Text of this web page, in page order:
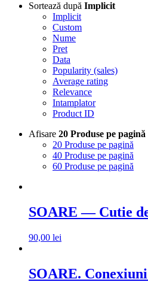
Sortează după Implicit
Implicit
Custom
Nume
Pret
Data
Popularity (sales)
Average rating
Relevance
Intamplator
Product ID
Afisare 20 Produse pe pagină
20 Produse pe pagină
40 Produse pe pagină
60 Produse pe pagină
SOARE — Cutie
90,00 lei
SOARE.